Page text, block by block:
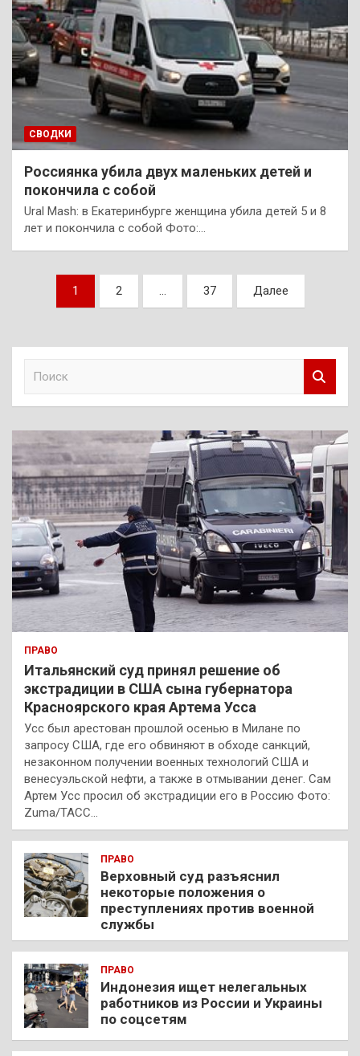
СВОДКИ
Россиянка убила двух маленьких детей и
покончила с собой
Ural Mash: в Екатеринбурге женщина убила детей 5 и 8
лет и покончила с собой Фото:…
Пагинация
записей
1 2 … 37 Далее
к
ПРАВО
Итальянский суд принял решение об
экстрадиции в США сына губернатора
Красноярского края Артема Усса
Усс был арестован прошлой осенью в Милане по
запросу США, где его обвиняют в обходе санкций,
незаконном получении военных технологий США и
венесуэльской нефти, а также в отмывании денег. Сам
Артем Усс просил об экстрадиции его в Россию Фото:
Zuma/ТАСС…
ПРАВО
Верховный суд разъяснил
некоторые положения о
преступлениях против военной
службы
ПРАВО
Индонезия ищет нелегальных
работников из России и Украины
по соцсетям